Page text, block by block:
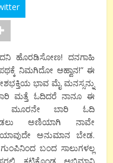
ದನಿ ಹೊರಡಿಸೋಣ! ದನಗಾಹಿ
ನಿಮಗಿದೋ ಆಹ್ವಾನ!” ಈ
ಭಾವ ಮೈ ಮನಸ್ಸನ್ನು
ಮತ್ತೆ ಓದಿದರೆ ನಾನೂ ಈ
ಮೂರನೇ ಬಾರಿ ಓದಿ
ಅಣಿಯಾಗಿ ನಾವೇ
ಯಾವುದೇ ಅನುಮಾನ ಬೇಡ.
ಬಂದ ಸಾಲುಗಳಲ್ಲ
ಕಟ್ಟಿಕೊಂಡ ಅಭಿಮಾನಿ